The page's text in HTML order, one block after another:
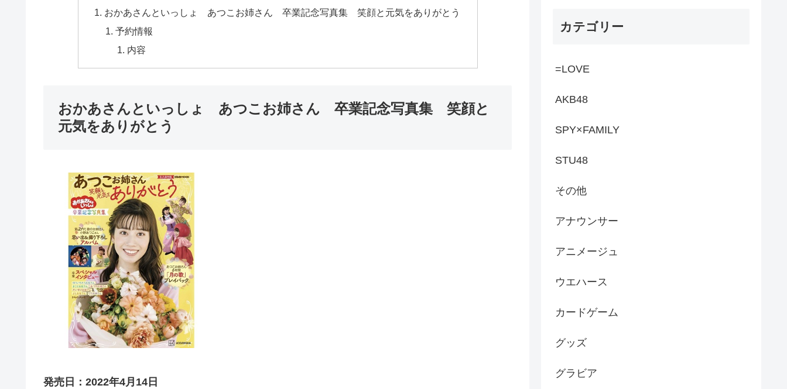
おかあさんといっしょ あつこお姉さん 卒業記念写真集 笑顔と元気をありがとう
予約情報
内容
おかあさんといっしょ あつこお姉さん 卒業記念写真集 笑顔と
元気をありがとう
発売日：2022年4月14日
カテゴリー
=LOVE
AKB48
SPY×FAMILY
STU48
その他
アナウンサー
アニメージュ
ウエハース
カードゲーム
グッズ
グラビア